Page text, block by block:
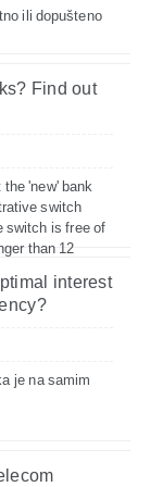
ili dopušteno
Find out
'new' bank
switch
switch is free of
than 12
interest
je na samim